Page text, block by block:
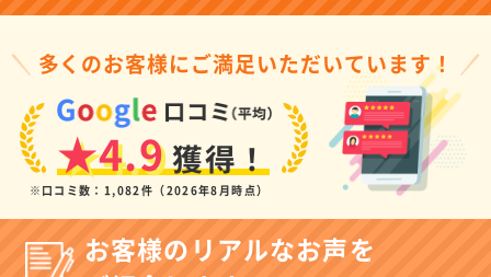
多くのお客様にご満足いただいています！
★4.9獲得！
※口コミ数：1,082件（2026年8月時点）
お客様のリアルなお声を